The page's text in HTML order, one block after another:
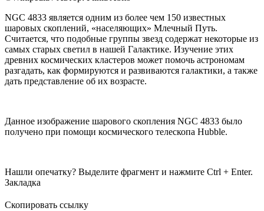
NGC 4833 является одним из более чем 150 известных
шаровых скоплений, «населяющих» Млечный Путь.
Считается, что подобные группы звезд содержат некоторые из
самых старых светил в нашей Галактике. Изучение этих
древних космических кластеров может помочь астрономам
разгадать, как формируются и развиваются галактики, а также
дать представление об их возрасте.
Данное изображение шарового скопления NGC 4833 было
получено при помощи космического телескопа Hubble.
Нашли опечатку? Выделите фрагмент и нажмите Ctrl + Enter.
Закладка
Скопировать ссылку